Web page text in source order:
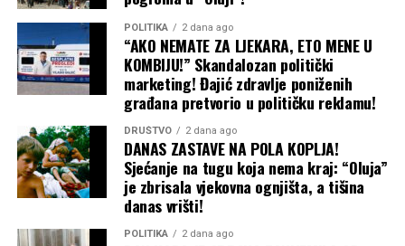
POLITIKA 2 dana ago
“AKO NEMATE ZA LJEKARA, ETO MENE U
KOMBIJU!” Skandalozan politički
marketing! Đajić zdravlje poniženih
građana pretvorio u političku reklamu!
DRUŠTVO 2 dana ago
DANAS ZASTAVE NA POLA KOPLJA!
Sjećanje na tugu koja nema kraj: “Oluja”
je zbrisala vjekovna ognjišta, a tišina
danas vrišti!
POLITIKA 2 dana ago